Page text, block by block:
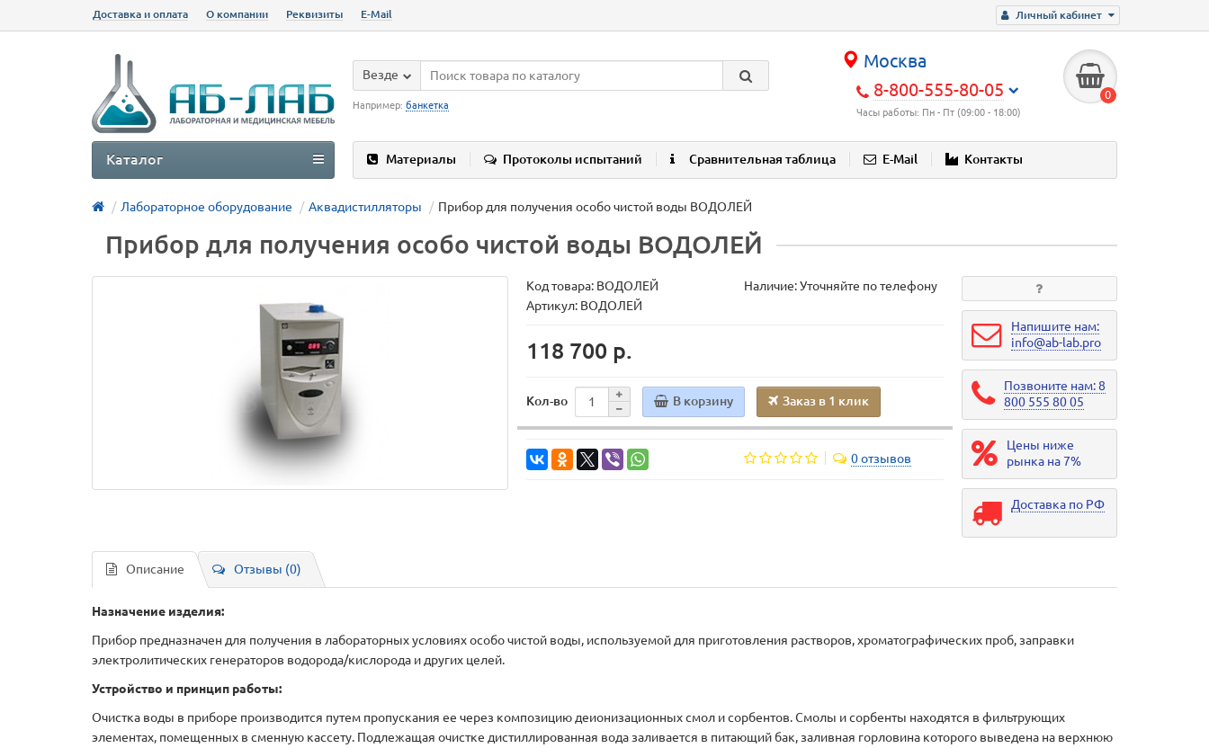
Личный кабинет
Доставка и оплата О компании Реквизиты E-Mail
Москва
8-800-555-80-05
Часы работы: Пн - Пт (09:00 - 18:00)
0
Везде
Например: банкетка
Материалы Протоколы испытаний Сравнительная таблица E-Mail Контакты
Каталог
Лабораторное оборудование Аквадистилляторы Прибор для получения особо чистой воды ВОДОЛЕЙ
Прибор для получения особо чистой воды ВОДОЛЕЙ
Код товара: ВОДОЛЕЙ
Наличие: Уточняйте по телефону
Артикул: ВОДОЛЕЙ
118 700 р.
Кол-во В корзину Заказ в 1 клик
0 отзывов
Напишите нам:
info@ab-lab.pro
Позвоните нам: 8
800 555 80 05
Цены ниже
рынка на 7%
Доставка по РФ
Описание Отзывы (0)
Назначение изделия:
Прибор предназначен для получения в лабораторных условиях особо чистой воды, используемой для приготовления растворов, хроматографических проб, заправки
электролитических генераторов водорода/кислорода и других целей.
Устройство и принцип работы:
Очистка воды в приборе производится путем пропускания ее через композицию деионизационных смол и сорбентов. Смолы и сорбенты находятся в фильтрующих
элементах, помещенных в сменную кассету. Подлежащая очистке дистиллированная вода заливается в питающий бак, заливная горловина которого выведена на верхнюю